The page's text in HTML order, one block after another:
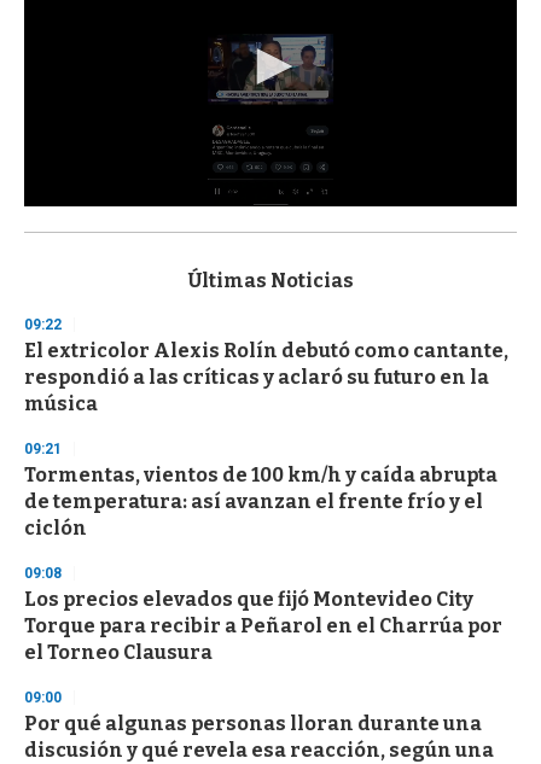
s
d
s
o
f
3
s
e
c
o
n
Últimas Noticias
09:22
El extricolor Alexis Rolín debutó como cantante,
respondió a las críticas y aclaró su futuro en la
música
09:21
Tormentas, vientos de 100 km/h y caída abrupta
de temperatura: así avanzan el frente frío y el
ciclón
09:08
Los precios elevados que fijó Montevideo City
Torque para recibir a Peñarol en el Charrúa por
el Torneo Clausura
09:00
Por qué algunas personas lloran durante una
discusión y qué revela esa reacción, según una